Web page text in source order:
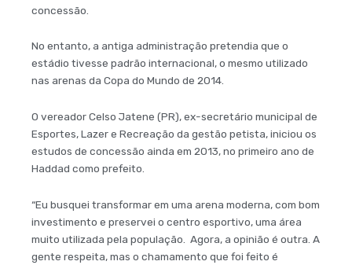
concessão.
No entanto, a antiga administração pretendia que o
estádio tivesse padrão internacional, o mesmo utilizado
nas arenas da Copa do Mundo de 2014.
O vereador Celso Jatene (PR), ex-secretário municipal de
Esportes, Lazer e Recreação da gestão petista, iniciou os
estudos de concessão ainda em 2013, no primeiro ano de
Haddad como prefeito.
“Eu busquei transformar em uma arena moderna, com bom
investimento e preservei o centro esportivo, uma área
muito utilizada pela população. Agora, a opinião é outra. A
gente respeita, mas o chamamento que foi feito é